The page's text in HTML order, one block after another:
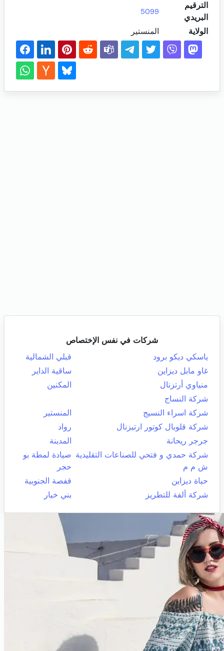
الترقيم
البريدي
5099
الولاية المنستير
شركات في نفس الإختصاص
ياسكي ديكو برود
قبلي الشمالية
غاو مابل ديزاين
ساقية الداير
منياوي أرتزنال
المكنين
شركة النساج
شركة اسراء النسيج
المنستير
شركة قلوبال كوتور ارتيزنال
رواد
جرجر ريحانة
المدينة
شركة حمدي و فتحي للصناعات التقليدية
ش م م
صيادة لمطة بو
حجر
حياة ديزاين
قفصة الجنوبية
شركة ألفة للتطريز
بني خيار